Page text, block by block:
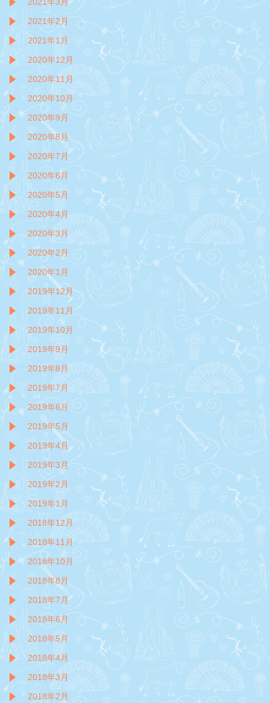
2021年2月
2021年1月
2020年12月
2020年11月
2020年10月
2020年9月
2020年8月
2020年7月
2020年6月
2020年5月
2020年4月
2020年3月
2020年2月
2020年1月
2019年12月
2019年11月
2019年10月
2019年9月
2019年8月
2019年7月
2019年6月
2019年5月
2019年4月
2019年3月
2019年2月
2019年1月
2018年12月
2018年11月
2018年10月
2018年8月
2018年7月
2018年6月
2018年5月
2018年4月
2018年3月
2018年2月